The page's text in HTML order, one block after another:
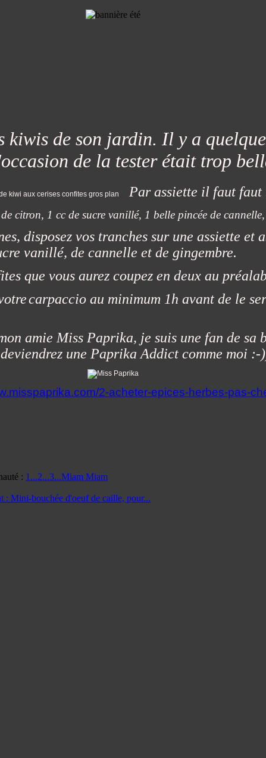
kiwis de son jardin. Il y a
de la tester était trop
Par assiette il faut faut
citron, 1 cc de sucre vanillé, 1 belle pincée de
disposez vos tranches sur une assiette et
vanillé, de cannelle et de gingembre.
que vous aurez coupez en deux au
carpaccio au minimum 1h avant de le
amie Miss Paprika, je suis une fan de
une Paprika Addict comme moi :-
2-acheter-epices-herbes-pas-
: 1...2...3...Miam Miam
: Mini-bouchée d'oeuf de caille, pour...